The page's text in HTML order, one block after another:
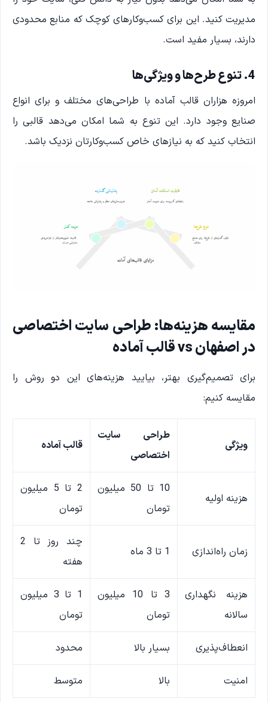
مدیریت کنید. این برای کسب‌وکارهای کوچک که منابع محدودی
دارند، بسیار مفید است.
4. تنوع طرح‌ها و ویژگی‌ها
امروزه هزاران قالب آماده با طراحی‌های مختلف و برای انواع
صنایع وجود دارد. این تنوع به شما امکان می‌دهد قالبی را
انتخاب کنید که به نیازهای خاص کسب‌وکارتان نزدیک باشد.
مقایسه هزینه‌ها: طراحی سایت اختصاصی
در اصفهان vs قالب آماده
برای تصمیم‌گیری بهتر، بیایید هزینه‌های این دو روش را
مقایسه کنیم:
ویژگی
طراحی سایت
اختصاصی
قالب آماده
هزینه اولیه
10 تا 50 میلیون
تومان
2 تا 5 میلیون
تومان
زمان راه‌اندازی 1 تا 3 ماه
چند روز تا 2
هفته
هزینه نگهداری
سالانه
3 تا 10 میلیون
تومان
1 تا 3 میلیون
تومان
انعطاف‌پذیری بسیار بالا محدود
امنیت بالا متوسط